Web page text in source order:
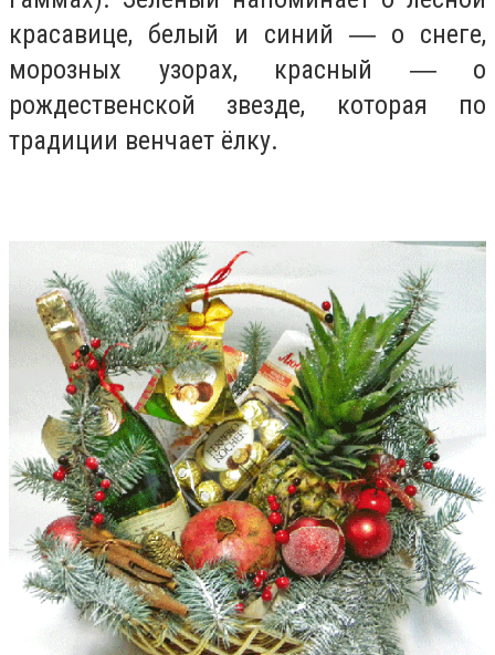
красавице, белый и синий ― о снеге,
морозных узорах, красный ― о
рождественской звезде, которая по
традиции венчает ёлку.